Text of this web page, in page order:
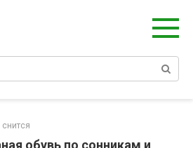
обувь по сонникам и